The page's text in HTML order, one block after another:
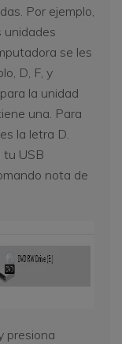
Por ejemplo,
unidades
se les
D, F, y
la unidad
una. Para
la letra D.
tu USB
nota de
presiona